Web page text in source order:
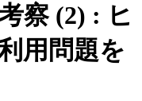
察 (2) : ヒ
用問題を